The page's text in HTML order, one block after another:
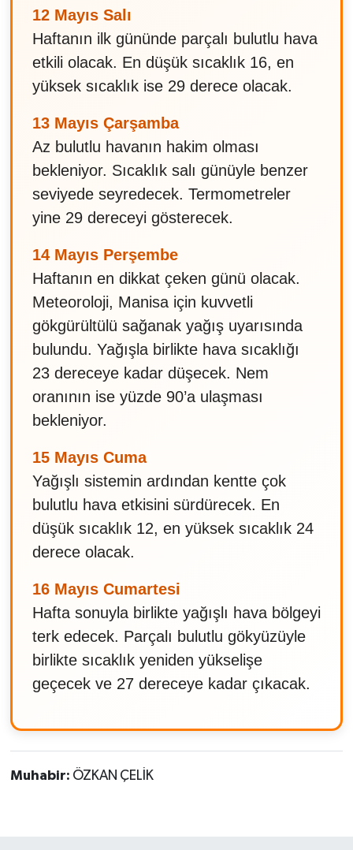
12 Mayıs Salı
Haftanın ilk gününde parçalı bulutlu hava
etkili olacak. En düşük sıcaklık 16, en
yüksek sıcaklık ise 29 derece olacak.
13 Mayıs Çarşamba
Az bulutlu havanın hakim olması
bekleniyor. Sıcaklık salı günüyle benzer
seviyede seyredecek. Termometreler
yine 29 dereceyi gösterecek.
14 Mayıs Perşembe
Haftanın en dikkat çeken günü olacak.
Meteoroloji, Manisa için kuvvetli
gökgürültülü sağanak yağış uyarısında
bulundu. Yağışla birlikte hava sıcaklığı
23 dereceye kadar düşecek. Nem
oranının ise yüzde 90’a ulaşması
bekleniyor.
15 Mayıs Cuma
Yağışlı sistemin ardından kentte çok
bulutlu hava etkisini sürdürecek. En
düşük sıcaklık 12, en yüksek sıcaklık 24
derece olacak.
16 Mayıs Cumartesi
Hafta sonuyla birlikte yağışlı hava bölgeyi
terk edecek. Parçalı bulutlu gökyüzüyle
birlikte sıcaklık yeniden yükselişe
geçecek ve 27 dereceye kadar çıkacak.
Muhabir: ÖZKAN ÇELİK